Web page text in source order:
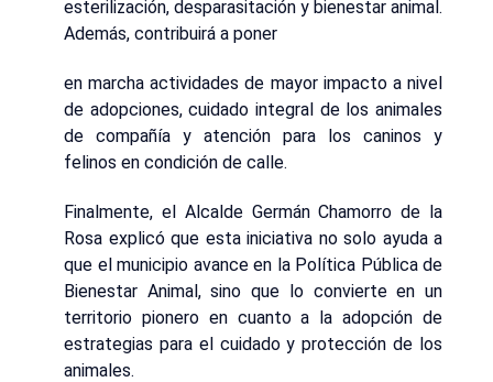
esterilización, desparasitación y bienestar animal.
Además, contribuirá a poner
en marcha actividades de mayor impacto a nivel
de adopciones, cuidado integral de los animales
de compañía y atención para los caninos y
felinos en condición de calle.
Finalmente, el Alcalde Germán Chamorro de la
Rosa explicó que esta iniciativa no solo ayuda a
que el municipio avance en la Política Pública de
Bienestar Animal, sino que lo convierte en un
territorio pionero en cuanto a la adopción de
estrategias para el cuidado y protección de los
animales.